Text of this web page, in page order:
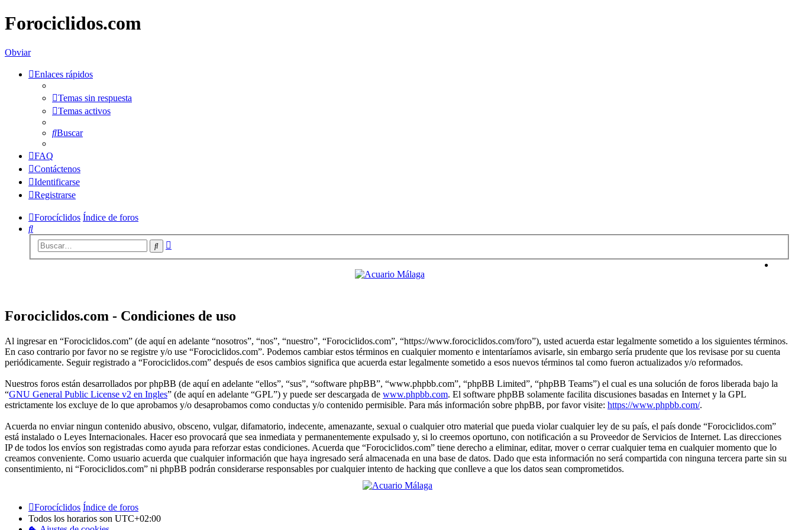
Forociclidos.com
Obviar
Enlaces rápidos
Temas sin respuesta
Temas activos
Buscar
FAQ
Contáctenos
Identificarse
Registrarse
Forocíclidos Índice de foros
Buscar
Buscar
Forociclidos.com - Condiciones de uso
Al ingresar en “Forociclidos.com” (de aquí en adelante “nosotros”, “nos”, “nuestro”, “Forociclidos.com”, “https://www.forociclidos.com/foro”), usted acuerda estar legalmente sometido a los siguientes términos.
En caso contrario por favor no se registre y/o use “Forociclidos.com”. Podemos cambiar estos términos en cualquier momento e intentaríamos avisarle, sin embargo sería prudente que los revisase por su cuenta
periódicamente. Seguir registrado a “Forociclidos.com” después de esos cambios significa que acuerda estar legalmente sometido a esos nuevos términos tal como fueron actualizados y/o reformados.
Nuestros foros están desarrollados por phpBB (de aquí en adelante “ellos”, “sus”, “software phpBB”, “www.phpbb.com”, “phpBB Limited”, “phpBB Teams”) el cual es una solución de foros liberada bajo la
“GNU General Public License v2 en Ingles” (de aquí en adelante “GPL”) y puede ser descargada de www.phpbb.com. El software phpBB solamente facilita discusiones basadas en Internet y la GPL
estrictamente los excluye de lo que aprobamos y/o desaprobamos como conductas y/o contenido permisible. Para más información sobre phpBB, por favor visite: https://www.phpbb.com/.
Acuerda no enviar ningun contenido abusivo, obsceno, vulgar, difamatorio, indecente, amenazante, sexual o cualquier otro material que pueda violar cualquier ley de su país, el país donde “Forociclidos.com”
está instalado o Leyes Internacionales. Hacer eso provocará que sea inmediata y permanentemente expulsado y, si lo creemos oportuno, con notificación a su Proveedor de Servicios de Internet. Las direcciones
IP de todos los envíos son registradas como ayuda para reforzar estas condiciones. Acuerda que “Forociclidos.com” tiene derecho a eliminar, editar, mover o cerrar cualquier tema en cualquier momento que lo
creamos conveniente. Como usuario acuerda que cualquier información que haya ingresado será almacenada en una base de datos. Dado que esta información no será compartida con ninguna tercera parte sin su
consentimiento, ni “Forociclidos.com” ni phpBB podrán considerarse responsables por cualquier intento de hacking que conlleve a que los datos sean comprometidos.
Forocíclidos Índice de foros
Todos los horarios son UTC+02:00